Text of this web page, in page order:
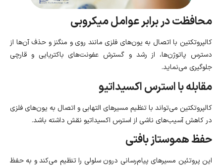
محافظت در برابر عوامل میکروبی
کالپروتکتین با اتصال به یون‌های فلزی مانند روی و منگنز و حذف آن‌ها از
دسترس پاتوژن‌ها، از رشد و گسترش عفونت‌های باکتریایی و قارچی
جلوگیری می‌نماید.
مقابله با استرس اکسیداتیو
کالپروتکتین می‌تواند با تنظیم مسیرهای التهابی و اتصال به یون‌های فلزی
در کاهش آسیب‌های ناشی از استرس اکسیداتیو نقش داشته باشد.
حفظ هموستاز بافتی
این پروتئین مسیرهای پیام‌رسانی درون‌ سلولی را تنظیم می‌کند و به حفظ